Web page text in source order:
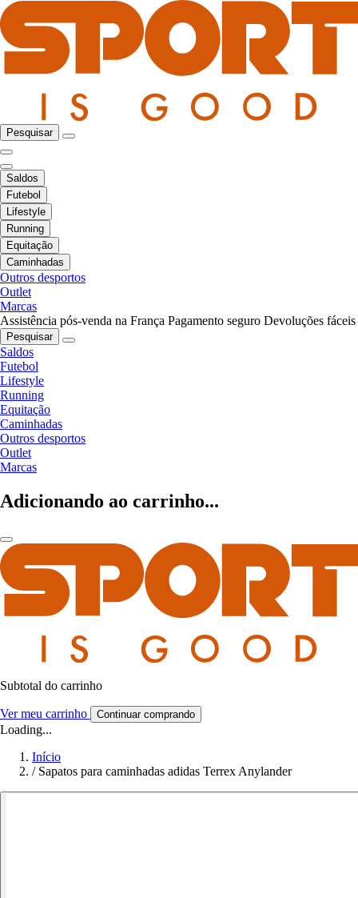
Pesquisar
Saldos
Futebol
Lifestyle
Running
Equitação
Caminhadas
Outros desportos
Outlet
Marcas
Assistência pós-venda na França Pagamento seguro Devoluções fáceis
Pesquisar
Saldos
Futebol
Lifestyle
Running
Equitação
Caminhadas
Outros desportos
Outlet
Marcas
Adicionando ao carrinho...
Subtotal do carrinho
Ver meu carrinho Continuar comprando
Loading...
Início
/ Sapatos para caminhadas adidas Terrex Anylander